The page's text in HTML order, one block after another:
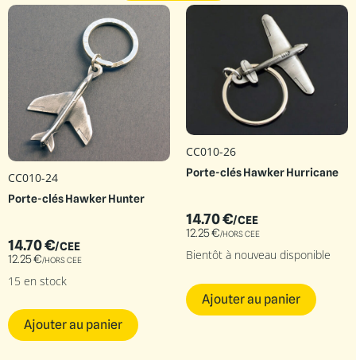
CC010-24
Porte-clés Hawker Hunter
14.70€/CEE
12.25€/HORS CEE
15 en stock
Ajouter au panier
CC010-26
Porte-clés Hawker Hurricane
14.70€/CEE
12.25€/HORS CEE
Bientôt à nouveau disponible
Ajouter au panier